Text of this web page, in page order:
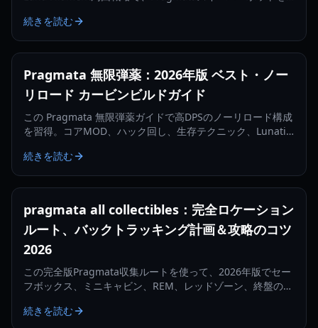
続きを読む
Pragmata 無限弾薬：2026年版 ベスト・ノー
リロード カービンビルドガイド
この Pragmata 無限弾薬ガイドで高DPSのノーリロード構成
を習得。コアMOD、ハック回し、生存テクニック、Lunatic
続きを読む
pragmata all collectibles：完全ロケーション
ルート、バックトラッキング計画＆攻略のコツ
2026
この完全版Pragmata収集ルートを使って、2026年版でセー
フボックス、ミニキャビン、REM、レッドゾーン、終盤の回
続きを読む